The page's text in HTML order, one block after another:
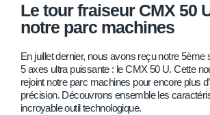
Le tour fraiseur CMX 50
notre parc machines
En juillet dernier, nous avons reçu notre 5ème
5 axes ultra puissante : le CMX 50 U. Cette
rejoint notre parc machines pour encore plus
précision. Découvrons ensemble les
incroyable outil technologique.